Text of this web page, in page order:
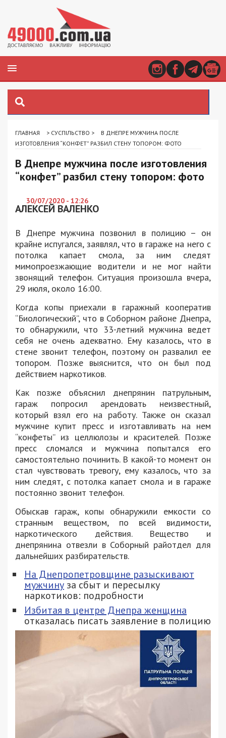
ГЛАВНАЯ > СУСПІЛЬСТВО >
В ДНЕПРЕ МУЖЧИНА ПОСЛЕ
ИЗГОТОВЛЕНИЯ “КОНФЕТ” РАЗБИЛ СТЕНУ ТОПОРОМ: ФОТО
В Днепре мужчина после изготовления
“конфет” разбил стену топором: фото
30/07/2020 - 12:26
АЛЕКСЕЙ ВАЛЕНКО
В Днепре мужчина позвонил в полицию – он
крайне испугался, заявлял, что в гараже на него с
потолка капает смола, за ним следят
мимопроезжающие водители и не мог найти
звонящий телефон. Ситуация произошла вчера,
29 июля, около 16:00.
Когда копы приехали в гаражный кооператив
“Биологический”, что в Соборном районе Днепра,
то обнаружили, что 33-летний мужчина ведет
себя не очень адекватно. Ему казалось, что в
стене звонит телефон, поэтому он развалил ее
топором. Позже выяснится, что он был под
действием наркотиков.
Как позже объяснил днепрянин патрульным,
гараж попросил арендовать неизвестный,
который взял его на работу. Также он сказал
мужчине купит пресс и изготавливать на нем
“конфеты” из целлюлозы и красителей. Позже
пресс сломался и мужчина попытался его
самостоятельно починить. В какой-то момент он
стал чувствовать тревогу, ему казалось, что за
ним следят, с потолка капает смола и в гараже
постоянно звонит телефон.
Обыскав гараж, копы обнаружили емкости со
странным веществом, по всей видимости,
наркотического действия. Вещество и
днепрянина отвезли в Соборный райотдел для
дальнейших разбирательств.
На Днепропетровщине разыскивают
мужчину за сбыт и пересылку
наркотиков: подробности
Избитая в центре Днепра женщина
отказалась писать заявление в полицию